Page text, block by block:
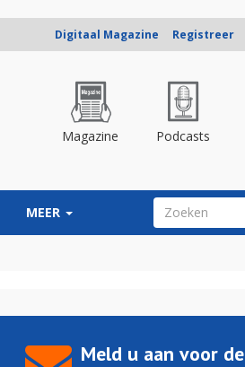
Digitaal Magazine Registreer
Magazine Podcasts
MEER ZOEKVELD
Meld u aan voor de